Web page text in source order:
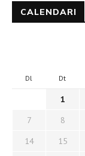
CALENDARI
Dl Dt
1
7
8
14
15